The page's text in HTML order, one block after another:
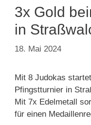
3x Gold
in
18. Mai 2024
Mit 8 Judokas
Pfingstturnier in
Mit 7x Edelmetall
für einen